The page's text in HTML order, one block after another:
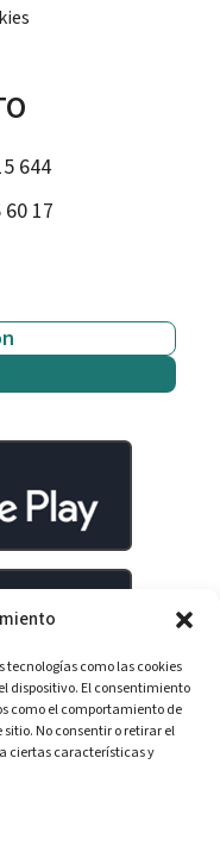
tecnologías como las cookies
dispositivo. El consentimiento
como el comportamiento de
No consentir o retirar el
ciertas características y
644
17